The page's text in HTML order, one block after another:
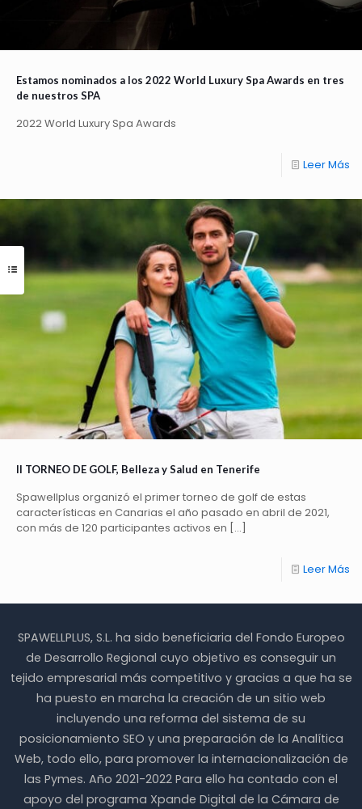
Estamos nominados a los 2022 World Luxury Spa Awards en tres
de nuestros SPA
2022 World Luxury Spa Awards
Leer Más
II TORNEO DE GOLF, Belleza y Salud en Tenerife
Spawellplus organizó el primer torneo de golf de estas
características en Canarias el año pasado en abril de 2021,
con más de 120 participantes activos en […]
Leer Más
SPAWELLPLUS, S.L. ha sido beneficiaria del Fondo Europeo
de Desarrollo Regional cuyo objetivo es conseguir un
tejido empresarial más competitivo y gracias a que ha se
ha puesto en marcha la creación de un sitio web
incluyendo una reforma del sistema de su
posicionamiento SEO y una preparación de la Analítica
Web, todo ello, para promover la internacionalización de
las Pymes. Año 2021-2022 Para ello ha contado con el
apoyo del programa Xpande Digital de la Cámara de